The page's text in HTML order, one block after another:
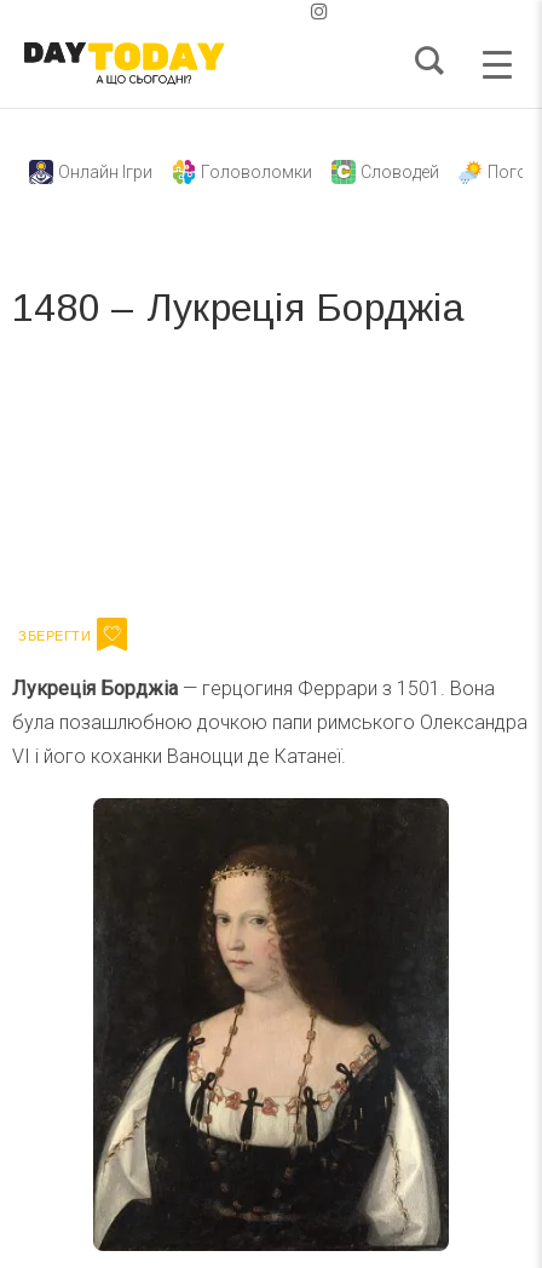
Онлайн Ігри Головоломки Словодей
1480 – Лукреція Борджіа
Лукреція Борджіа — герцогиня Феррари з 1501. Вона
була позашлюбною дочкою папи римського Олександра
VI і його коханки Ваноцци де Катанеї.